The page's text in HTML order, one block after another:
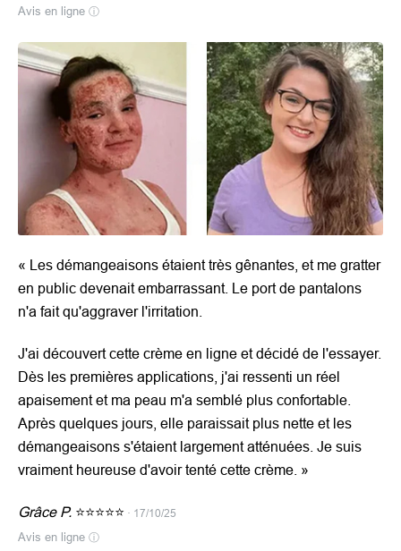
Avis en ligne ⓘ
«
Les démangeaisons étaient très gênantes, et me gratter
en public devenait embarrassant. Le port de pantalons
n'a fait qu'aggraver l'irritation.
J'ai découvert cette crème en ligne et décidé de l'essayer.
Dès les premières applications, j'ai ressenti un réel
apaisement et ma peau m'a semblé plus confortable.
Après quelques jours, elle paraissait plus nette et les
démangeaisons s'étaient largement atténuées. Je suis
vraiment heureuse d'avoir tenté cette crème. »
Grâce P. ⭐⭐⭐⭐⭐ · 17/10/25
Avis en ligne ⓘ